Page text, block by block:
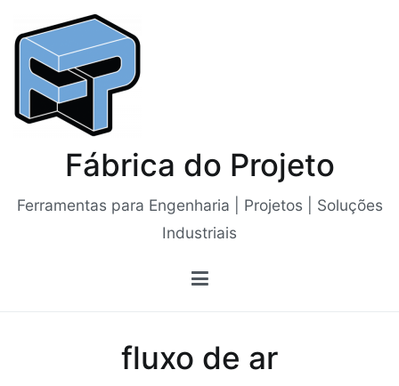
para
conteúdo
Fábrica do Projeto
Ferramentas para Engenharia | Projetos | Soluções
Industriais
fluxo de ar